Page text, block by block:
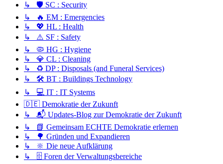
↳ 🛡️ SC : Security
↳ 🔥 EM : Emergencies
↳ 💖 HL : Health
↳ ⚠️ SF : Safety
↳ 🦠 HG : Hygiene
↳ 💎 CL : Cleaning
↳ ♻️ DP : Disposals (and Funeral Services)
↳ 🛠️ BT : Buildings Technology
↳ 💻 IT : IT Systems
🇩🇪 Demokratie der Zukunft
↳ 📬 Updates-Blog zur Demokratie der Zukunft
↳ 📗 Gemeinsam ECHTE Demokratie erlernen
↳ 🌳 Gründen und Expandieren
↳ 🔆 Die neue Aufklärung
↳ 🗄️ Foren der Verwaltungsbereiche